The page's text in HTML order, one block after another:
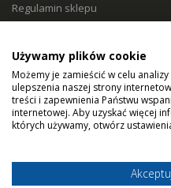
Regulamin sklepu
Koszty i czas dostawy
Zwroty i reklamacje
Klasy filtracji
Dobierz filtry
Używamy plików cookie
Możemy je zamieścić w celu
ulepszenia naszej strony
treści i zapewnienia Państwu
internetowej. Aby uzyskać więcej
których używamy, otwórz